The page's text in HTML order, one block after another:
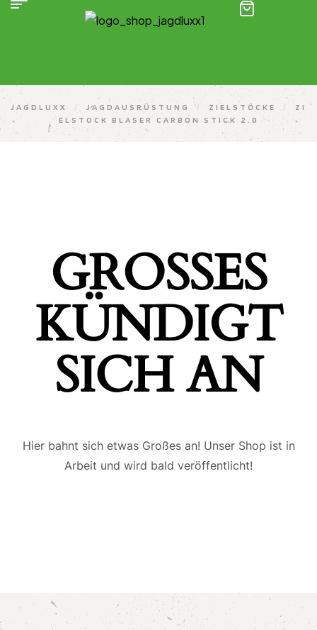
JAGDLUXX / JAGDAUSRÜSTUNG / ZIELSTÖCKE /
ZI
ELSTOCK BLASER CARBON STICK 2.0
GROSSES K
ÜNDIGT S
ICH AN
Hier bahnt sich etwas Großes an! Unser Shop ist in
Arbeit und wird bald veröffentlicht!